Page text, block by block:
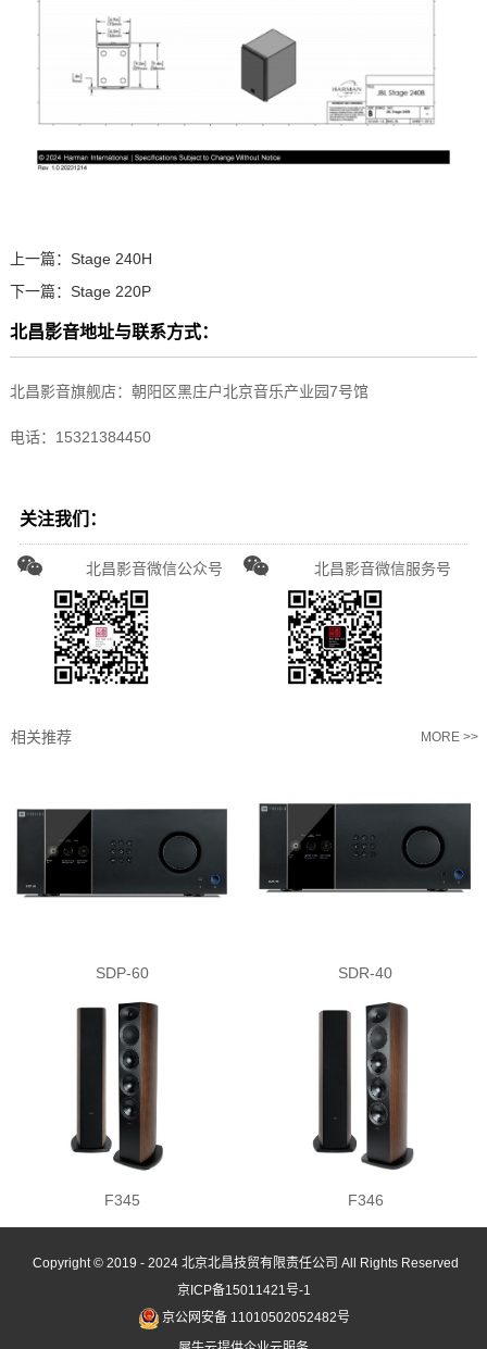
上一篇： Stage 240H
下一篇： Stage 220P
北昌影音地址与联系方式：
北昌影音旗舰店：朝阳区黑庄户北京音乐产业园7号馆
电话：15321384450
关注我们：
北昌影音微信公众号 北昌影音微信服务号
相关推荐 MORE >>
SDP-60 SDR-40
F345 F346
Copyright © 2019 - 2024 北京北昌技贸有限责任公司 All Rights Reserved
京ICP备15011421号-1
京公网安备 11010502052482号